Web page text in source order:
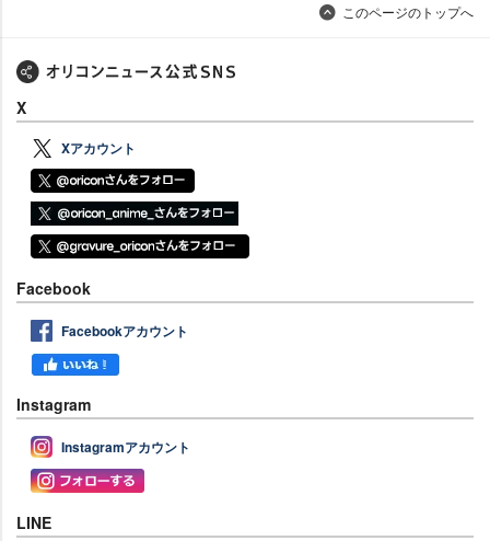
このページのトップへ
X
Xアカウント
Facebook
Facebookアカウント
Instagram
Instagramアカウント
LINE